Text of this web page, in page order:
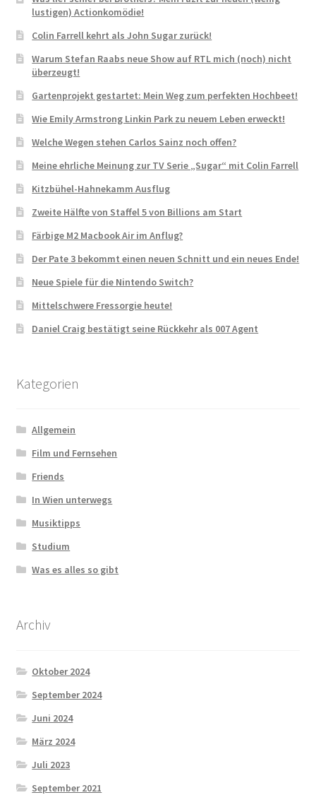
lustigen) Actionkomödie!
Colin Farrell kehrt als John Sugar zurück!
Warum Stefan Raabs neue Show auf RTL mich (noch) nicht
überzeugt!
Gartenprojekt gestartet: Mein Weg zum perfekten Hochbeet!
Wie Emily Armstrong Linkin Park zu neuem Leben erweckt!
Welche Wegen stehen Carlos Sainz noch offen?
Meine ehrliche Meinung zur TV Serie „Sugar“ mit Colin Farrell
Kitzbühel-Hahnekamm Ausflug
Zweite Hälfte von Staffel 5 von Billions am Start
Färbige M2 Macbook Air im Anflug?
Der Pate 3 bekommt einen neuen Schnitt und ein neues Ende!
Neue Spiele für die Nintendo Switch?
Mittelschwere Fressorgie heute!
Daniel Craig bestätigt seine Rückkehr als 007 Agent
Kategorien
Allgemein
Film und Fernsehen
Friends
In Wien unterwegs
Musiktipps
Studium
Was es alles so gibt
Archiv
Oktober 2024
September 2024
Juni 2024
März 2024
Juli 2023
September 2021